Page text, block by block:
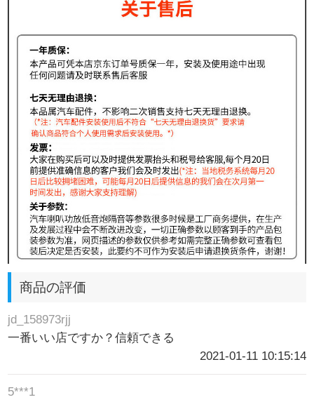
商品の評価
jd_158973rjj
一番いい店ですか？信頼できる
2021-01-11 10:15:14
5***1